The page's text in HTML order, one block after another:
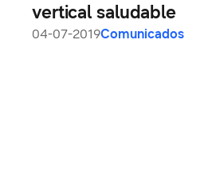
vertical saludable
04-07-2019Comunicados